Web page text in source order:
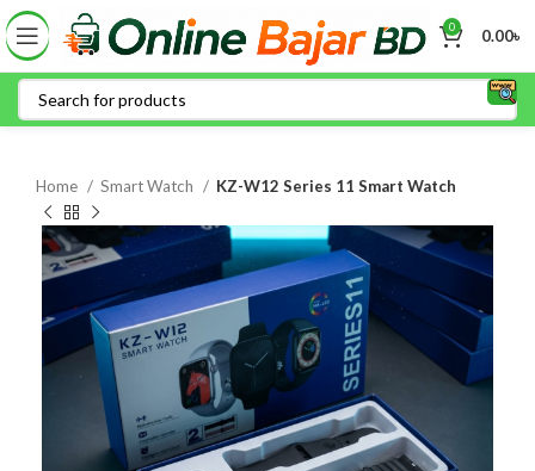
0 0.00৳
Home Smart Watch KZ-W12 Series 11 Smart Watch